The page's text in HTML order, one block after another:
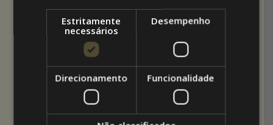
espreguiçadeiras.
Sombra em grande escala:
Sistemas
como os toldos de braços duplos ou
coberturas em tela tencionada permitem
cobrir vastas áreas de lazer sem a
mantendo a circulação livre e segura para
Estritamente
necessários
Desempenho
Direcionamento Funcionalidade